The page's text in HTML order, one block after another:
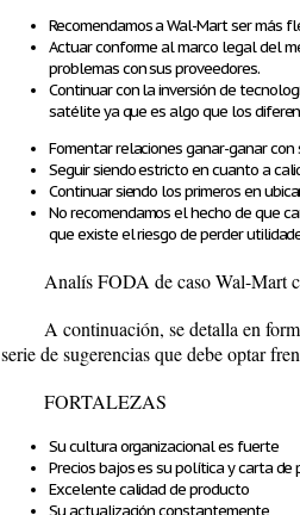
Recomendamos a Wal-Mart ser más
Actuar conforme al marco legal del
problemas con sus proveedores.
Continuar con la inversión de
satélite ya que es algo que los
Fomentar relaciones ganar-ganar con
Seguir siendo estricto en cuanto a
Continuar siendo los primeros en
No recomendamos el hecho de que
que existe el riesgo de perder
Analís FODA de caso Wal-Mart
A continuación, se detalla en
serie de sugerencias que debe optar
FORTALEZAS
Su cultura organizacional es fuerte
Precios bajos es su política y carta de
Excelente calidad de producto
Su actualización constantemente